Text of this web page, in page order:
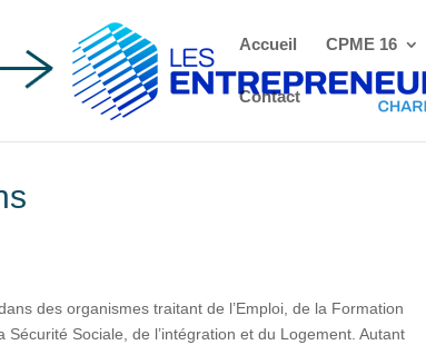
Accueil CPME 16
Contact
des organismes traitant de l’Emploi, de la Formation
Sociale, de l’intégration et du Logement. Autant